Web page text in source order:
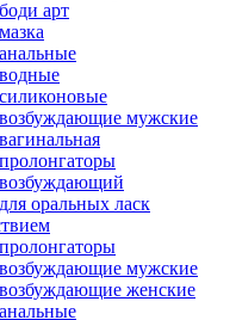
боди арт
анальные
водные
силиконовые
возбуждающие мужские
вагинальная
пролонгаторы
возбуждающий
для оральных ласк
пролонгаторы
возбуждающие мужские
возбуждающие женские
анальные